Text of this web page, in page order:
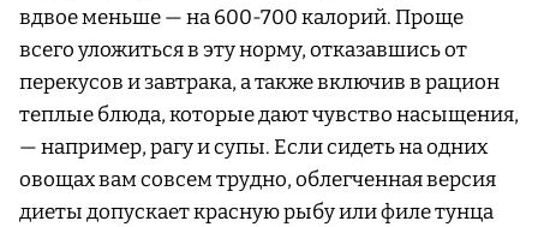
вдвое меньше — на 600-700 калорий. Проще
всего уложиться в эту норму, отказавшись от
перекусов и завтрака, а также включив в рацион
теплые блюда, которые дают чувство насыщения,
— например, рагу и супы. Если сидеть на одних
овощах вам совсем трудно, облегченная версия
диеты допускает красную рыбу или филе тунца